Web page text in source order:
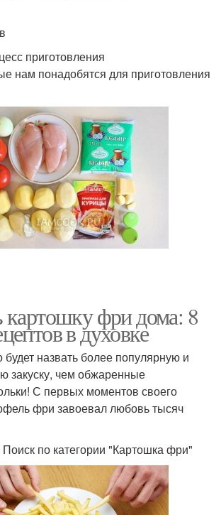
приготовления
нам понадобятся для приготовления
картошку фри дома: 8
в духовке
назвать более популярную и
закуску, чем обжаренные
С первых моментов своего
фри завоевал любовь тысяч
по категории "Картошка фри"